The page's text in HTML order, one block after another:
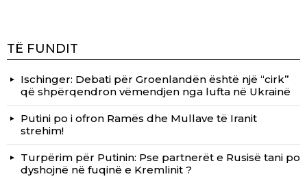
TË FUNDIT
Ischinger: Debati për Groenlandën është një “cirk”
që shpërqendron vëmendjen nga lufta në Ukrainë
Putini po i ofron Ramës dhe Mullave të Iranit
strehim!
Turpërim për Putinin: Pse partnerët e Rusisë tani po
dyshojnë në fuqinë e Kremlinit ?